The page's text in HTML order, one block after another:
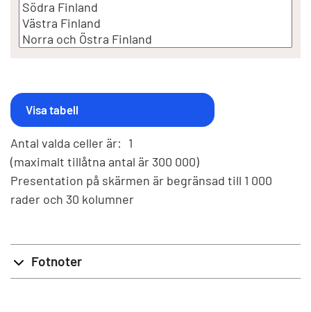
Antal valda celler är: 1
(maximalt tillåtna antal är 300 000)
Presentation på skärmen är begränsad till 1 000
rader och 30 kolumner
Fotnoter